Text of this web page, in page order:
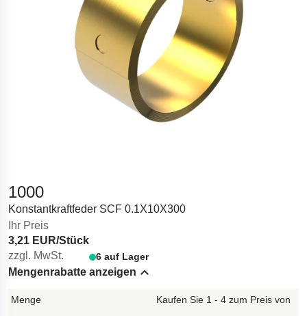
1000
Konstantkraftfeder SCF 0.1X10X300
Ihr Preis
3,21 EUR/Stück
zzgl. MwSt.
6 auf Lager
Mengenrabatte anzeigen
Hide content
Kaufen Sie 1 - 4 zum Preis von